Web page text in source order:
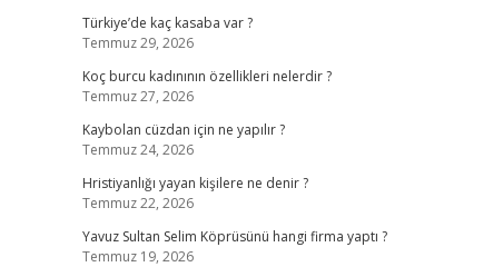
Türkiye’de kaç kasaba var ?
Temmuz 29, 2026
Koç burcu kadınının özellikleri nelerdir ?
Temmuz 27, 2026
Kaybolan cüzdan için ne yapılır ?
Temmuz 24, 2026
Hristiyanlığı yayan kişilere ne denir ?
Temmuz 22, 2026
Yavuz Sultan Selim Köprüsünü hangi firma yaptı ?
Temmuz 19, 2026